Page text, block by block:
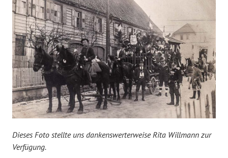
Dieses Foto stellte uns dankenswerterweise Rita Willmann zur
Verfügung.